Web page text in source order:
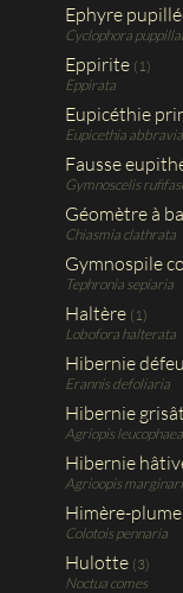
Ephyre
Cyclophora
Eppirite (1)
Eppirata
Eupicéthie
Eupicethia
Fausse
Gymnoscelis
Géomètre à
Chiasmia clathrata
Gymnospile
Tephronia sepiaria
Haltère (1)
Lobofora halterata
Hibernie
Erannis defoliaria
Hibernie
Agriopis
Hibernie
Agrioopis
Himère-plume
Colotois pennaria
Hulotte (3)
Noctua comes